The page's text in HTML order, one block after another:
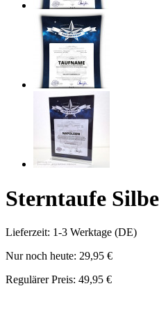
Sterntaufe
Lieferzeit: 1-3 Werktage (DE)
Nur noch heute: 29,95 €
Regulärer Preis: 49,95 €